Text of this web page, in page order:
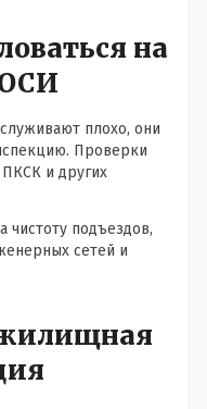
на
плохо, они
Проверки
и других
чистоту подъездов,
сетей и
жилищная